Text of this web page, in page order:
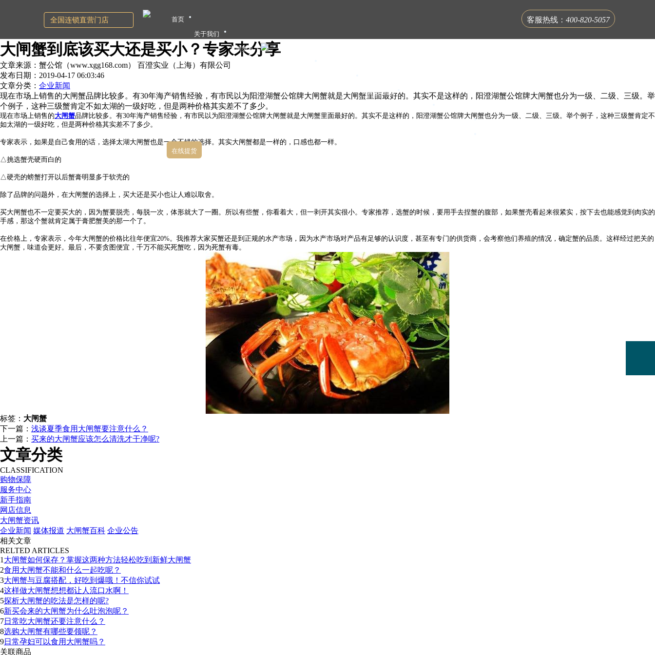
大闸蟹到底该买大还是买小？专家来分享
文章来源：蟹公馆（www.xgg168.com） 百澄实业（上海）有限公司
发布日期：2019-04-17 06:03:46
文章分类： 企业新闻
现在市场上销售的大闸蟹品牌比较多。有30年海产销售经验，​有市民以为阳澄湖蟹公馆牌大闸蟹就是大闸蟹里面最好的。其实不是这样的，阳澄湖蟹公馆牌大闸蟹也分为一级、二级、三级。举
个例子，这种三级蟹肯定不如太湖的一级好吃，但是两种价格其实差不了多少。
现在市场上销售的大闸蟹品牌比较多。有30年海产销售经验，有市民以为阳澄湖蟹公馆牌大闸蟹就是大闸蟹里面最好的。其实不是这样的，阳澄湖蟹公馆牌大闸蟹也分为一级、二级、三级。举个例子，这种三级蟹肯定不
如太湖的一级好吃，但是两种价格其实差不了多少。
专家表示，如果是自己食用的话，选择太湖大闸蟹也是一个不错的选择。其实大闸蟹都是一样的，口感也都一样。
△挑选蟹壳硬而白的
△硬壳的螃蟹打开以后蟹膏明显多于软壳的
除了品牌的问题外，在大闸蟹的选择上，买大还是买小也让人难以取舍。
买大闸蟹也不一定要买大的，因为蟹要脱壳，每脱一次，体形就大了一圈。所以有些蟹，你看着大，但一剥开其实很小。专家推荐，选蟹的时候，要用手去捏蟹的腹部，如果蟹壳看起来很紧实，按下去也能感觉到肉实的
手感，那这个蟹就肯定属于膏肥蟹美的那一个了。
在价格上，专家表示，今年大闸蟹的价格比往年便宜20%。我推荐大家买蟹还是到正规的水产市场，因为水产市场对产品有足够的认识度，甚至有专门的供货商，会考察他们养殖的情况，确定蟹的品质。这样经过把关的
大闸蟹，味道会更好。最后，不要贪图便宜，千万不能买死蟹吃，因为死蟹有毒。
标签： 大闸蟹
下一篇： 浅谈夏季食用大闸蟹要注意什么？
上一篇： 买来的大闸蟹应该怎么清洗才干净呢?
文章分类
CLASSIFICATION
购物保障
服务中心
新手指南
网店信息
大闸蟹资讯
企业新闻 媒体报道 大闸蟹百科 企业公告
相关文章
RELTED ARTICLES
1 大闸蟹如何保存？掌握这两种方法轻松吃到新鲜大闸蟹
2食用大闸蟹不能和什么一起吃呢？
3大闸蟹与豆腐搭配，好吃到爆哦！不信你试试
4这样做大闸蟹想想都让人流口水啊！
5探析大闸蟹的吃法是怎样的呢?
6新买会来的大闸蟹为什么吐泡泡呢？
7日常吃大闸蟹还要注意什么？
8选购大闸蟹有哪些要领呢？
9日常孕妇可以食用大闸蟹吗？
关联商品
全国连锁直营门店
首页
关于我们
大闸蟹礼卡
大闸蟹资讯
在线提货
客服热线： 400-820-5057